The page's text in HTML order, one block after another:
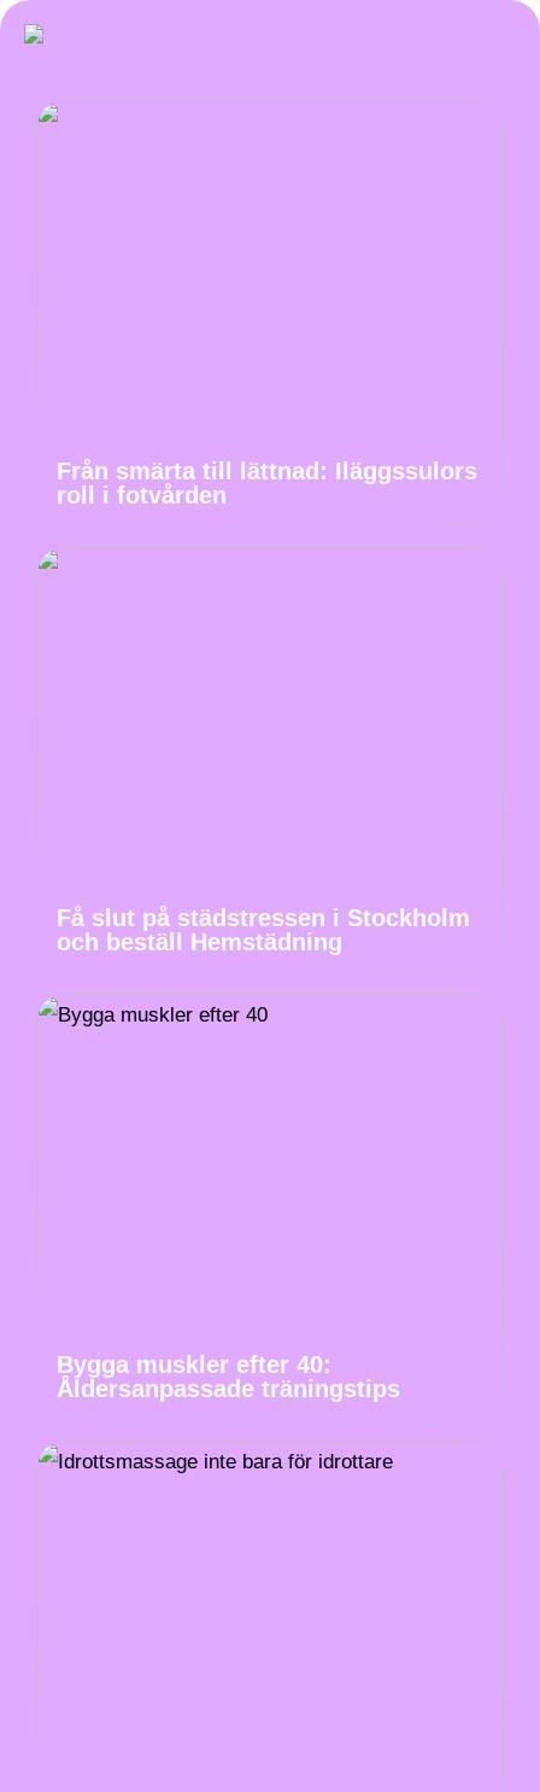
Från smärta till lättnad: Iläggssulors
roll i fotvården
Få slut på städstressen i Stockholm
och beställ Hemstädning
Bygga muskler efter 40:
Åldersanpassade träningstips